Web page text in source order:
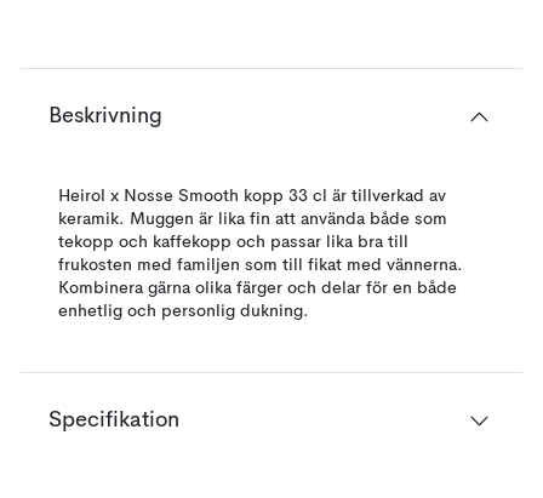
Beskrivning
Heirol x Nosse Smooth kopp 33 cl är tillverkad av
keramik. Muggen är lika fin att använda både som
tekopp och kaffekopp och passar lika bra till
frukosten med familjen som till fikat med vännerna.
Kombinera gärna olika färger och delar för en både
enhetlig och personlig dukning.
Specifikation